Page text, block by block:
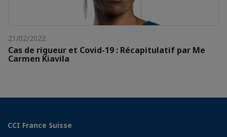
21/02/2022
Cas de rigueur et Covid-19 : Récapitulatif par Me
Carmen Kiavila
CCI France Suisse